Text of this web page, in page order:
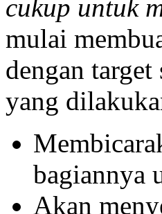
cukup untuk
mulai
dengan
yang
bagiannya
Akan